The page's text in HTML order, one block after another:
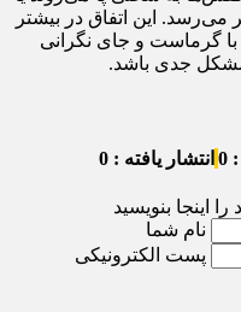
این اتفاق در بیشتر
با گرماست و جای نگرانی
مشکل جدی باشد.
انتشار یافته : 0
را اینجا بنویسید
نام شما
پست الکترونیکی